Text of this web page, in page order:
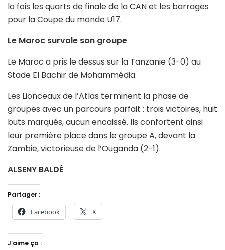
la fois les quarts de finale de la CAN et les barrages
pour la Coupe du monde U17.
Le Maroc survole son groupe
Le Maroc a pris le dessus sur la Tanzanie (3-0) au
Stade El Bachir de Mohammédia.
Les Lionceaux de l’Atlas terminent la phase de
groupes avec un parcours parfait : trois victoires, huit
buts marqués, aucun encaissé. Ils confortent ainsi
leur première place dans le groupe A, devant la
Zambie, victorieuse de l’Ouganda (2-1).
ALSENY BALDÉ
Partager :
Facebook X
J’aime ça :